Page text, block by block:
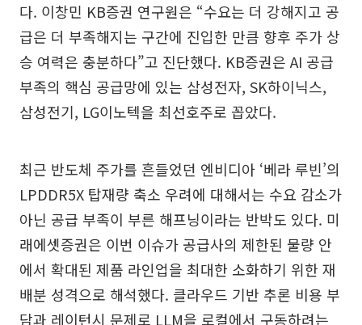
다. 이창민 KB증권 연구원은 “수요는 더 강해지고 공
급은 더 부족해지는 구간에 진입한 만큼 향후 주가 상
승 여력은 충분하다”고 진단했다. KB증권은 AI 공급
부족의 핵심 공급망에 있는 삼성전자, SK하이닉스,
삼성전기, LG이노텍을 최선호주로 꼽았다.
최근 반도체 주가를 흔들었던 엔비디아 ‘베라 루빈’의
LPDDR5X 탑재량 축소 우려에 대해서는 수요 감소가
아닌 공급 부족이 부른 해프닝이라는 반박도 있다. 미
래에셋증권은 이번 이슈가 공급사의 제한된 물량 안
에서 확대된 제품 라인업을 최대한 소화하기 위한 재
배분 성격으로 해석했다. 클라우드 기반 추론 비용 부
담과 레이턴시 문제로 LLM을 로컬에서 구동하려는